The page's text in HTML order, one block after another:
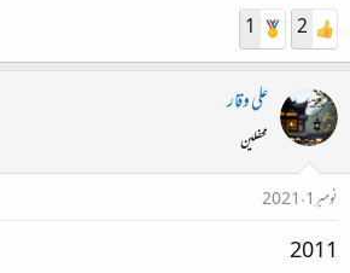
2
1
علی وقار
محفلین
نومبر 1، 2021
2011